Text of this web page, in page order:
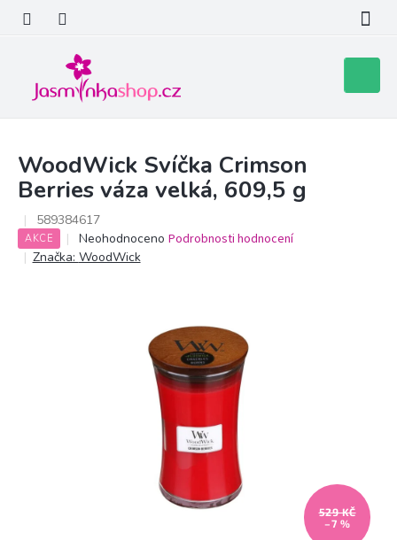
obsah
košík
WoodWick Svíčka Crimson
Berries váza velká, 609,5 g
589384617
AKCE
Průměrné
hodnocení
Neohodnoceno Podrobnosti hodnocení
Značka: WoodWick
529 KČ
–7 %